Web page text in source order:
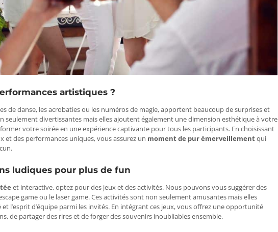
artistiques ?
de danse, les acrobaties ou les numéros de magie, apportent beaucoup de surprises et
seulement divertissantes mais elles ajoutent également une dimension esthétique à votre
votre soirée en une expérience captivante pour tous les participants​​. En choisissant
des performances uniques, vous assurez un moment de pur émerveillementqui
ludiques pour plus de fun
et interactive, optez pour des jeux et des activités. Nous pouvons vous suggérer des
game ou le laser game. Ces activités sont non seulement amusantes mais elles
l’esprit d’équipe parmi les invités​​. En intégrant ces jeux, vous offrez une opportunité
de partager des rires et de forger des souvenirs inoubliables ensemble.